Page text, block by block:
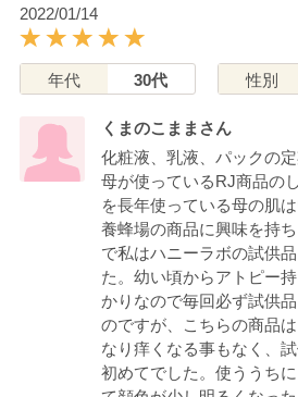
2022/01/14
年代 30代 性別
くまのこままさん
化粧液、乳液、パックの
母が使っているRJ商品の
を長年使っている母の肌
養蜂場の商品に興味を持
で私はハニーラボの試供
た。幼い頃からアトピー
かりなので毎回必ず試供
のですが、こちらの商品
なり痒くなる事もなく、
初めてでした。使ううち